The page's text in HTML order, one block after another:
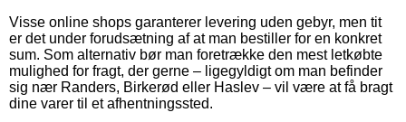
Visse online shops garanterer levering uden gebyr, men tit
er det under forudsætning af at man bestiller for en konkret
sum. Som alternativ bør man foretrække den mest letkøbte
mulighed for fragt, der gerne – ligegyldigt om man befinder
sig nær Randers, Birkerød eller Haslev – vil være at få bragt
dine varer til et afhentningssted.